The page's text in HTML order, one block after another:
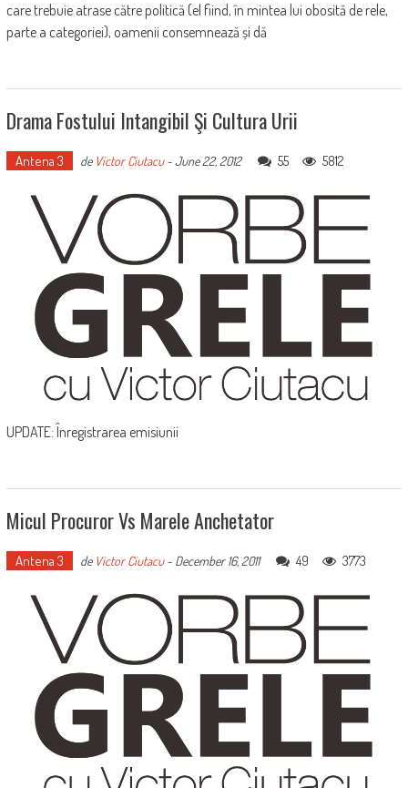
care trebuie atrase către politică (el fiind, în mintea lui obosită de rele,
parte a categoriei), oamenii consemnează și dă
Drama Fostului Intangibil Şi Cultura Urii
Antena 3 de Victor Ciutacu-June 22, 2012 55 5812
UPDATE: Înregistrarea emisiunii
Micul Procuror Vs Marele Anchetator
Antena 3 de Victor Ciutacu- December 16, 2011 49 3773